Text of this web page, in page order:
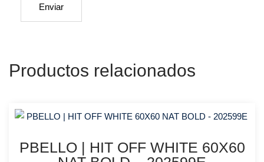
Productos relacionados
PBELLO | HIT OFF WHITE 60X60